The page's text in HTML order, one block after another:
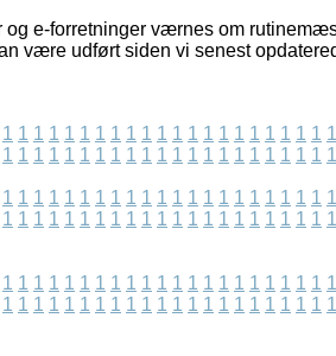
og e-forretninger værnes om
være udført siden vi senest
1 1 1 1 1 1 1 1 1 1 1 1 1 1 1 1 1 1 1 1 1 1
1 1 1 1 1 1 1 1 1 1 1 1 1 1 1 1 1 1 1 1 1 1
1 1 1 1 1 1 1 1 1 1 1 1 1 1 1 1 1 1 1 1 1 1
1 1 1 1 1 1 1 1 1 1 1 1 1 1 1 1 1 1 1 1 1 1
1 1 1 1 1 1 1 1 1 1 1 1 1 1 1 1 1 1 1 1 1 1
1 1 1 1 1 1 1 1 1 1 1 1 1 1 1 1 1 1 1 1 1 1